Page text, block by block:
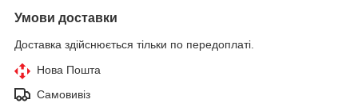
Умови доставки
Доставка здійснюється тільки по передоплаті.
Нова Пошта
Самовивіз